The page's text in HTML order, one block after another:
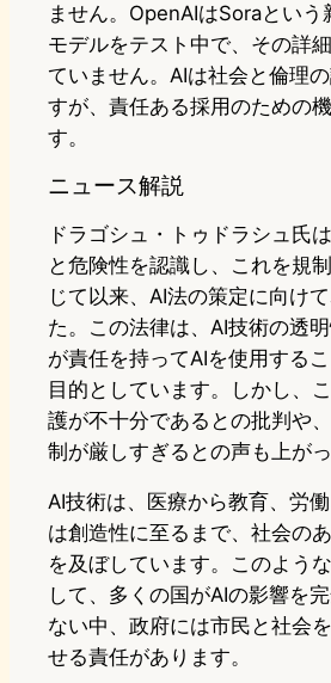
ません。OpenAIはSoraという
モデルをテスト中で、その詳
ていません。AIは社会と倫理
すが、責任ある採用のための
す。
ニュース解説
ドラゴシュ・トゥドラシュ氏
と危険性を認識し、これを規
じて以来、AI法の策定に向け
た。この法律は、AI技術の透
が責任を持ってAIを使用する
目的としています。しかし、
護が不十分であるとの批判や
制が厳しすぎるとの声も上がっ
AI技術は、医療から教育、労
は創造性に至るまで、社会の
を及ぼしています。このよう
して、多くの国がAIの影響を
ない中、政府には市民と社会
せる責任があります。